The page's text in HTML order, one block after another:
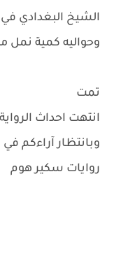
الشيخ البغدادي
وحواليه كمية نمل
تمت
انتهت احداث
وبانتظار آراءكم
روايات سكير هوم